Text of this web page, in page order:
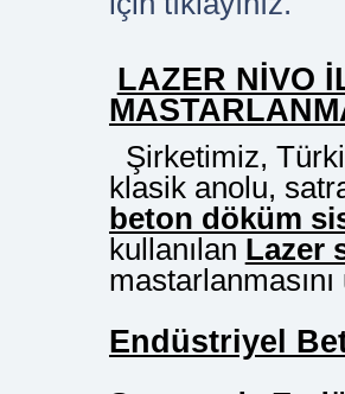
LAZER NİVO
Şirketimiz,
klasik anolu,
beton döküm
kullanılan Lazer
Endüstriyel